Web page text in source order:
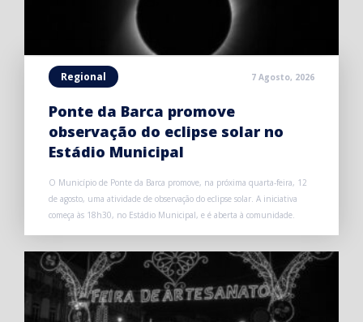
Regional 7 Agosto, 2026
Ponte da Barca promove
observação do eclipse solar no
Estádio Municipal
O Município de Ponte da Barca promove, na próxima quarta-feira, 12
de agosto, uma atividade de observação do eclipse solar. A iniciativa
começa às 18h30, no Estádio Municipal, e é aberta à comunidade.